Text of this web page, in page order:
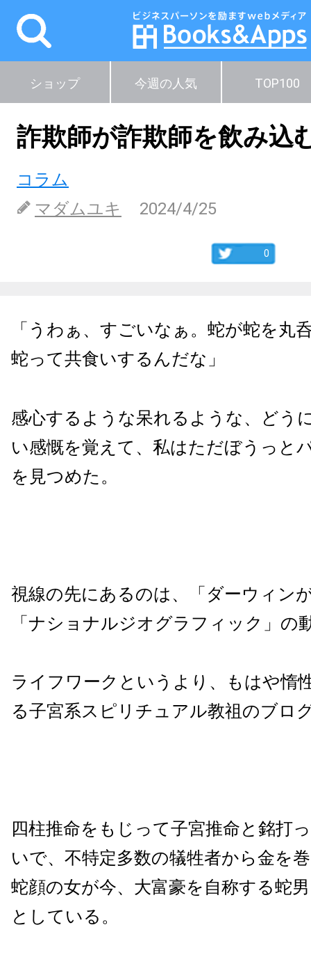
ショップ 今週の人気 TOP100
詐欺師が詐欺師を飲み込
コラム
マダムユキ
2024/4/25
0
「うわぁ、すごいなぁ。蛇が蛇を丸
蛇って共食いするんだな」
感心するような呆れるような、どう
い感慨を覚えて、私はただぼうっと
を見つめた。
視線の先にあるのは、「ダーウィン
「ナショナルジオグラフィック」の
ライフワークというより、もはや惰
る子宮系スピリチュアル教祖のブロ
四柱推命をもじって子宮推命と銘打
いで、不特定多数の犠牲者から金を
蛇顔の女が今、大富豪を自称する蛇
としている。